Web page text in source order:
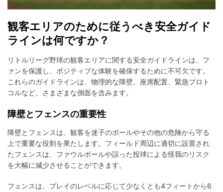
観客エリアのために従うべき安全ガイド
ラインは何ですか？
リトルリーグ野球の観客エリアに関する安全ガイドラインは、フ
ァンを保護し、ポジティブな体験を確保するために不可欠です。
これらのガイドラインは、物理的な障壁、座席配置、緊急プロト
コルなど、さまざまな側面を含みます。
障壁とフェンスの重要性
障壁とフェンスは、観客を迷子のボールやその他の危険から守る
上で重要な役割を果たします。フィールド周辺に適切に設置され
たフェンスは、ファウルボールや誤った投球による怪我のリスク
を大幅に減少させることができます。
フェンスは、プレイのレベルに応じて少なくとも4フィートから6